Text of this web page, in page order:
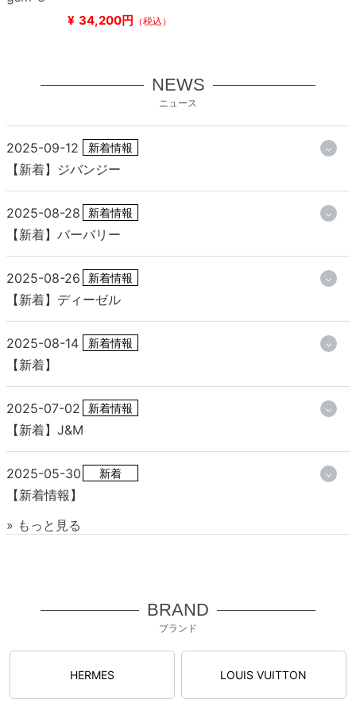
¥ 34,200円 （税込）
NEWS
ニュース
2025-09-12 新着情報
【新着】ジバンジー
2025-08-28 新着情報
【新着】バーバリー
2025-08-26 新着情報
【新着】ディーゼル
2025-08-14 新着情報
【新着】
2025-07-02 新着情報
【新着】J&M
2025-05-30 新着
【新着情報】
» もっと見る
BRAND
ブランド
HERMES LOUIS VUITTON